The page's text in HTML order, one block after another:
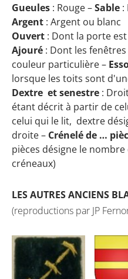
Gueules : Rouge –Sable :
Argent : Argent ou blanc
Ouvert : Dont la porte
Ajouré : Dont les
couleur particulière –
lorsque les toits sont
Dextre et senestre :
étant décrit à partir de
celui qui le lit, dextre
droite – Crénelé de …
pièces désigne le
créneaux)
LES AUTRES ANCIENS
(reproductions par JP